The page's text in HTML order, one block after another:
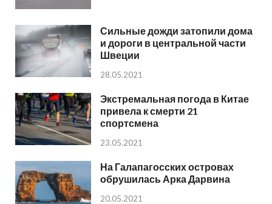
Сильные дожди затопили дома
и дороги в центральной части
Швеции
28.05.2021
Экстремальная погода в Китае
привела к смерти 21
спортсмена
23.05.2021
На Галапагосских островах
обрушилась Арка Дарвина
20.05.2021